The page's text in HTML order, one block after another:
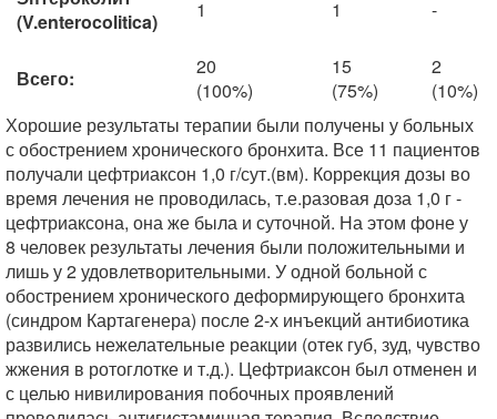
(V.enterocolitica)
1 1 -
Всего:
20
(100%)
15
(75%)
2
(10%)
Хорошие результаты терапии были получены у больных
с обострением хронического бронхита. Все 11 пациентов
получали цефтриаксон 1,0 г/сут.(вм). Коррекция дозы во
время лечения не проводилась, т.е.разовая доза 1,0 г -
цефтриаксона, она же была и суточной. На этом фоне у
8 человек результаты лечения были положительными и
лишь у 2 удовлетворительными. У одной больной с
обострением хронического деформирующего бронхита
(синдром Картагенера) после 2-х инъекций антибиотика
развились нежелательные реакции (отек губ, зуд, чувство
жжения в ротоглотке и т.д.). Цефтриаксон был отменен и
с целью нивилирования побочных проявлений